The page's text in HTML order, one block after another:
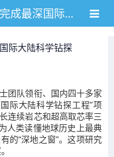
打开“深地之窗” 中国科学家完成最深国际大陆科学钻探
际大陆科学钻探
团队领衔、国内四十多家
际大陆科学钻探工程”项
连续岩芯和超高取芯率三
人类读懂地球历史上最典
的“深地之窗”。这项研究